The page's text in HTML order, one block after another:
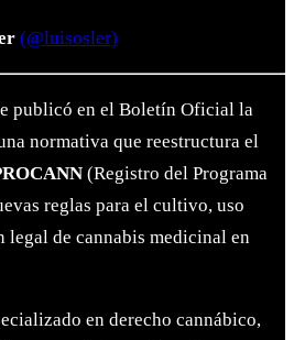
(@luisosler)
publicó en el Boletín Oficial la
normativa que reestructura el
(Registro del Programa
reglas para el cultivo, uso
de cannabis medicinal en
en derecho cannábico,